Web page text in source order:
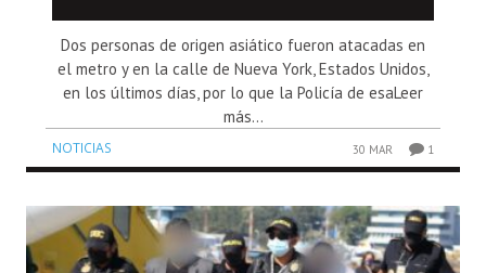
Dos personas de origen asiático fueron atacadas en
el metro y en la calle de Nueva York, Estados Unidos,
en los últimos días, por lo que la Policía de esaLeer
más...
NOTICIAS 30 MAR 1